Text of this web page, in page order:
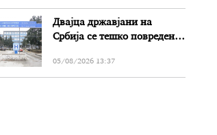
Двајца државјани на
Србија се тешко повредени
Прилеп-Битола
05/08/2026 13:37